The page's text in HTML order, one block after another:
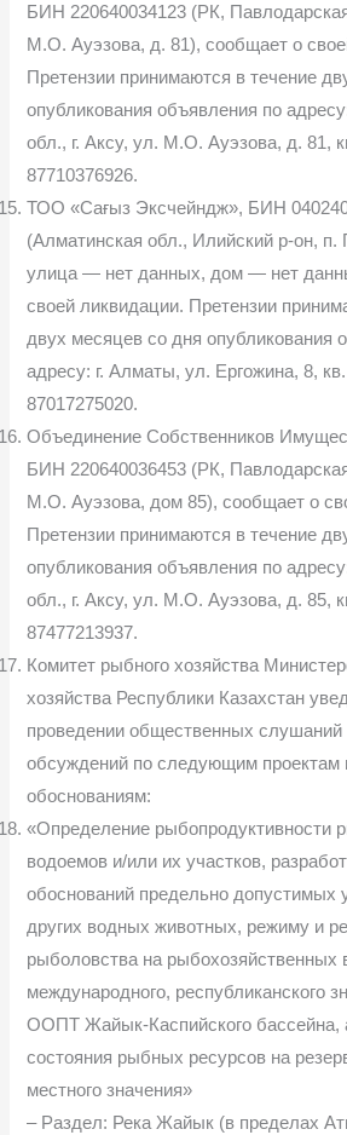
БИН 220640034123 (РК,
М.О. Ауэзова, д. 81), сообщает о
Претензии принимаются в течение
опубликования объявления по
обл., г. Аксу, ул. М.О. Ауэзова, д. 81,
87710376926.
ТОО «Сағыз Эксчейндж», БИН
(Алматинская обл., Илийский р-он, п.
улица — нет данных, дом — нет
своей ликвидации. Претензии
двух месяцев со дня опубликования
адресу: г. Алматы, ул. Ергожина, 8,
87017275020.
Объединение Собственников
БИН 220640036453 (РК,
М.О. Ауэзова, дом 85), сообщает о
Претензии принимаются в течение
опубликования объявления по
обл., г. Аксу, ул. М.О. Ауэзова, д. 85,
87477213937.
Комитет рыбного хозяйства
хозяйства Республики Казахстан
проведении общественных
обсуждений по следующим проектам
обоснованиям:
«Определение рыбопродуктивности
водоемов и/или их участков,
обоснований предельно допустимых
других водных животных, режиму и
рыболовства на рыбохозяйственных
международного, республиканского
ООПТ Жайык-Каспийского бассейна,
состояния рыбных ресурсов на
местного значения»
– Раздел: Река Жайык (в пределах